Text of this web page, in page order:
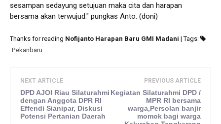
sesampan sedayung setujuan maka cita dan harapan
bersama akan terwujud." pungkas Anto. (doni)
Thanks for reading Nofijanto Harapan Baru GMI Madani | Tags:
Pekanbaru
NEXT ARTICLE
DPD AJOI Riau Silaturahmi
dengan Anggota DPR RI
Effendi Sianipar, Diskusi
Potensi Pertanian Daerah
PREVIOUS ARTICLE
Kegiatan Silaturahmi DPD /
MPR RI bersama
warga,Persolan banjir
momok bagi warga